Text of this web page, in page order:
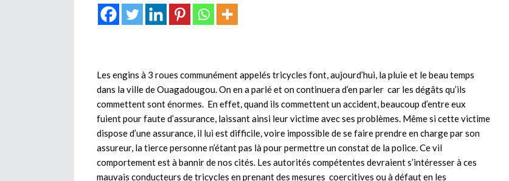
Les engins à 3 roues communément appelés tricycles font, aujourd’hui, la pluie et le beau temps
dans la ville de Ouagadougou. On en a parlé et on continuera d’en parler car les dégâts qu’ils
commettent sont énormes. En effet, quand ils commettent un accident, beaucoup d’entre eux
fuient pour faute d’assurance, laissant ainsi leur victime avec ses problèmes. Même si cette victime
dispose d’une assurance, il lui est difficile, voire impossible de se faire prendre en charge par son
assureur, la tierce personne n’étant pas là pour permettre un constat de la police. Ce vil
comportement est à bannir de nos cités. Les autorités compétentes devraient s’intéresser à ces
mauvais conducteurs de tricycles en prenant des mesures coercitives ou à défaut en les